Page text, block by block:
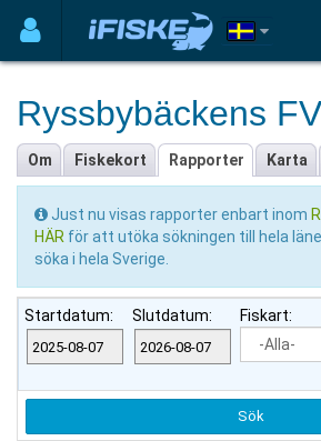
Ryssbybäckens
Om Fiskekort Rapporter Karta
Just nu visas rapporter enbart inom
HÄR för att utöka sökningen till hela
söka i hela Sverige.
Startdatum: Slutdatum: Fiskart: